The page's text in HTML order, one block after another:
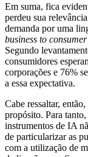
Em suma, fica
perdeu sua
demanda por uma
business to consumer
Segundo
consumidores
corporações e 76%
a essa expectativa.
Cabe ressaltar,
propósito. Para
instrumentos de IA
de particularizar as
com a utilização de